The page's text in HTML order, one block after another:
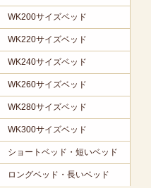
WK200サイズベッド
WK220サイズベッド
WK240サイズベッド
WK260サイズベッド
WK280サイズベッド
WK300サイズベッド
ショートベッド・短いベッド
ロングベッド・長いベッド